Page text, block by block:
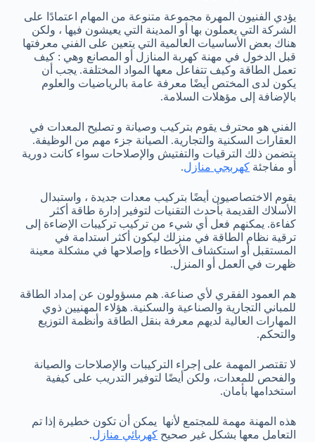
يؤدي الفنيون المهرة مجموعة متنوعة من المهام اعتمادًا على
الشركة التي يعملون بها أو المدينة التي يعيشون فيها ، ولكن
هناك بعض الأساسيات العالمية التي يتعين على الفني معرفتها
قبل الدخول في مهنة كهربة المنازل أو المصانع وهي : كيف
تعمل الطاقة وكيف تتفاعل معها المواد المختلفة. يجب أن
يكون لدى المختص أيضًا معرفة عامة بالرياضيات والعلوم
بالإضافة إلى مؤهلات السلامة.
الفني هو محترف يقوم بتركيب وصيانة و تصليح المعدات في
العقارات السكنية والتجارية. الصيانة جزء مهم من الوظيفة.
يتضمن ذلك الترقيات والتفتيش والإصلاحات سواء كانت دورية
أو مفاجئة كهربجي منازل.
يقوم الاختصاصيون أيضًا بتركيب معدات جديدة ، واستبدال
الأسلاك القديمة بأحدث التقنيات لتوفير إدارة طاقة أكثر
كفاءة. يمكنهم فعل أي شيء من تركيب تركيبات الإضاءة إلى
ترقية نظام الطاقة في منزلك ليكون أكثر استدامة في
المستقبل أو استكشاف الأخطاء وإصلاحها في مشكلة معينة
ظهرت في العمل أو المنزل.
هم العمود الفقري لأي صناعة. هم مسؤولون عن إمداد الطاقة
للمباني التجارية والصناعية والسكنية. هؤلاء المهنيين ذوي
المهارات العالية لديهم معرفة بنقل الطاقة وأنظمة التوزيع
والتحكم.
لا تقتصر المهمة على إجراء التركيبات والإصلاحات والصيانة
والفحص للمعدات، ولكن أيضًا لتوفير التدريب على كيفية
استخدامها بأمان.
هذه المهنة مهمة للمجتمع لأنها يمكن أن تكون خطيرة إذا تم
التعامل معها بشكل غير صحيح كهربائي منازل.